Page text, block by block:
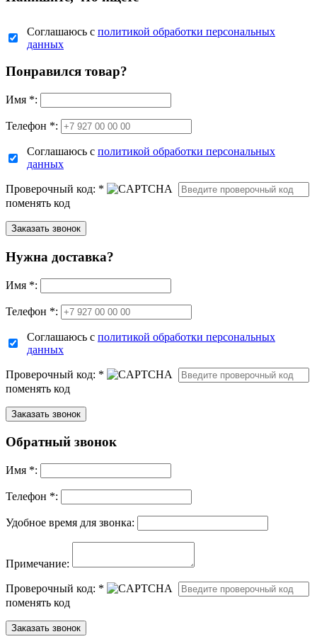
Соглашаюсь с политикой обработки персональных
данных
Понравился товар?
Имя *:
Телефон *:
Соглашаюсь с политикой обработки персональных
данных
Проверочный код: *
поменять код
Нужна доставка?
Имя *:
Телефон *:
Соглашаюсь с политикой обработки персональных
данных
Проверочный код: *
поменять код
Обратный звонок
Имя *:
Телефон *:
Удобное время для звонка:
Примечание:
Проверочный код: *
поменять код